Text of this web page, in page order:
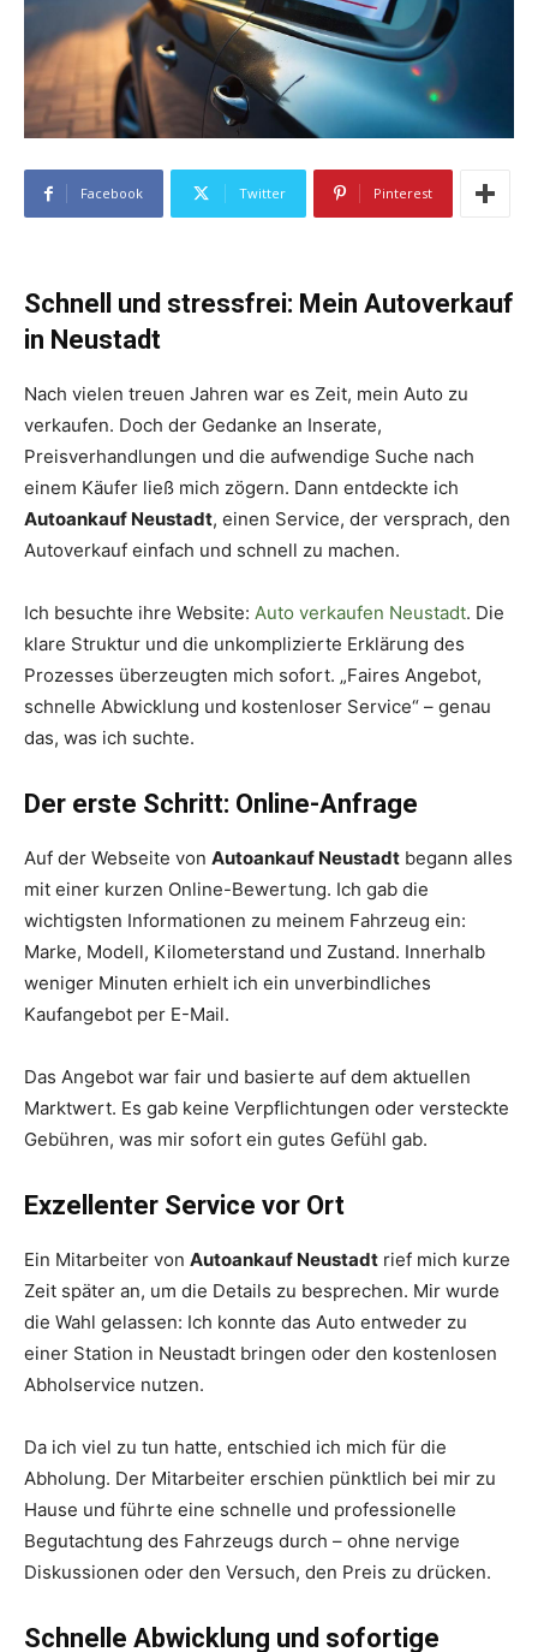
Facebook Twitter Pinterest
Schnell und stressfrei: Mein Autoverkauf
in Neustadt
Nach vielen treuen Jahren war es Zeit, mein Auto zu
verkaufen. Doch der Gedanke an Inserate,
Preisverhandlungen und die aufwendige Suche nach
einem Käufer ließ mich zögern. Dann entdeckte ich
Autoankauf Neustadt, einen Service, der versprach, den
Autoverkauf einfach und schnell zu machen.
Ich besuchte ihre Website: Auto verkaufen Neustadt. Die
klare Struktur und die unkomplizierte Erklärung des
Prozesses überzeugten mich sofort. „Faires Angebot,
schnelle Abwicklung und kostenloser Service“ – genau
das, was ich suchte.
Der erste Schritt: Online-Anfrage
Auf der Webseite von Autoankauf Neustadt begann alles
mit einer kurzen Online-Bewertung. Ich gab die
wichtigsten Informationen zu meinem Fahrzeug ein:
Marke, Modell, Kilometerstand und Zustand. Innerhalb
weniger Minuten erhielt ich ein unverbindliches
Kaufangebot per E-Mail.
Das Angebot war fair und basierte auf dem aktuellen
Marktwert. Es gab keine Verpflichtungen oder versteckte
Gebühren, was mir sofort ein gutes Gefühl gab.
Exzellenter Service vor Ort
Ein Mitarbeiter von Autoankauf Neustadt rief mich kurze
Zeit später an, um die Details zu besprechen. Mir wurde
die Wahl gelassen: Ich konnte das Auto entweder zu
einer Station in Neustadt bringen oder den kostenlosen
Abholservice nutzen.
Da ich viel zu tun hatte, entschied ich mich für die
Abholung. Der Mitarbeiter erschien pünktlich bei mir zu
Hause und führte eine schnelle und professionelle
Begutachtung des Fahrzeugs durch – ohne nervige
Diskussionen oder den Versuch, den Preis zu drücken.
Schnelle Abwicklung und sofortige